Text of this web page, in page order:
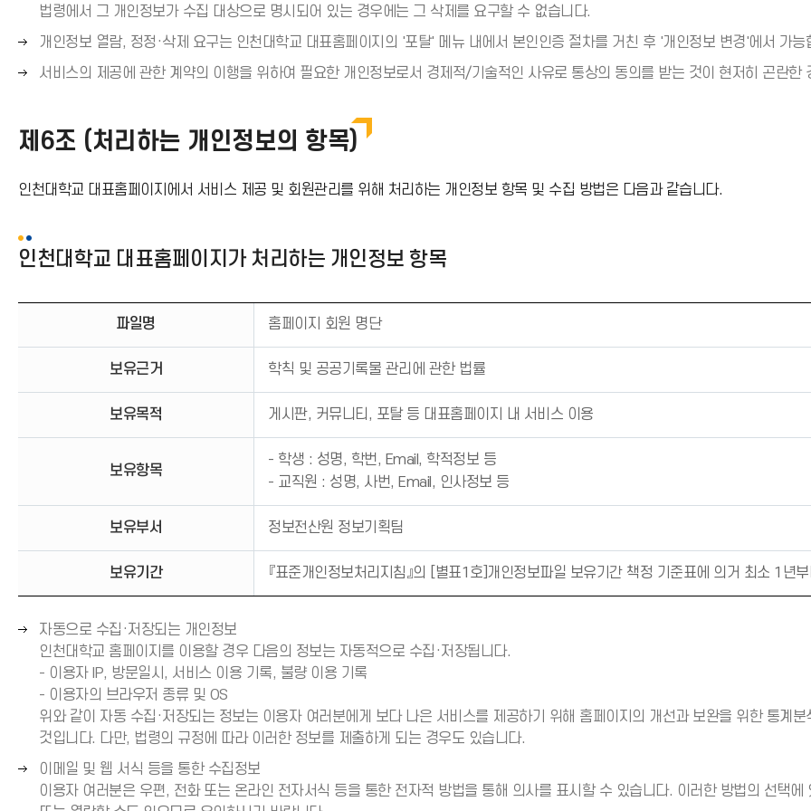
→
른
쪽
살
→
법령에서 그 개인정보가 수집 대상으로 명시되어 있는 경우에는 그 삭제를 요구할 수 없습니다.
오
른
살
표
→
개인정보 열람, 정정·삭제 요구는 인천대학교 대표홈페이지의 '포탈' 메뉴 내에서 본인인증 절차를 거친 후 '개인정보 변경'에서 가능
오
화
표
서비스의 제공에 관한 계약의 이행을 위하여 필요한 개인정보로서 경제적/기술적인 사유로 통상의 동의를 받는 것이 현저히 곤란한
제6조 (처리하는 개인정보의 항목)
인천대학교 대표홈페이지에서 서비스 제공 및 회원관리를 위해 처리하는 개인정보 항목 및 수집 방법은 다음과 같습니다.
인천대학교 대표홈페이지가 처리하는 개인정보 항목
파일명 홈페이지 회원 명단
보유근거 학칙 및 공공기록물 관리에 관한 법률
보유목적 게시판, 커뮤니티, 포탈 등 대표홈페이지 내 서비스 이용
보유항목
- 학생 : 성명, 학번, Email, 학적정보 등
- 교직원 : 성명, 사번, Email, 인사정보 등
보유부서 정보전산원 정보기획팀
보유기간 『표준개인정보처리지침』의 [별표1호]개인정보파일 보유기간 책정 기준표에 의거 최소 1년
오
른
쪽
화
살
표
(
→
)
자동으로 수집·저장되는 개인정보
인천대학교 홈페이지를 이용할 경우 다음의 정보는 자동적으로 수집·저장됩니다.
- 이용자 IP, 방문일시, 서비스 이용 기록, 불량 이용 기록
- 이용자의 브라우저 종류 및 OS
위와 같이 자동 수집·저장되는 정보는 이용자 여러분에게 보다 나은 서비스를 제공하기 위해 홈페이지의 개선과 보완을 위한 통계
것입니다. 다만, 법령의 규정에 따라 이러한 정보를 제출하게 되는 경우도 있습니다.
오
른
이메일 및 웹 서식 등을 통한 수집정보
이용자 여러분은 우편, 전화 또는 온라인 전자서식 등을 통한 전자적 방법을 통해 의사를 표시할 수 있습니다. 이러한 방법의 선택